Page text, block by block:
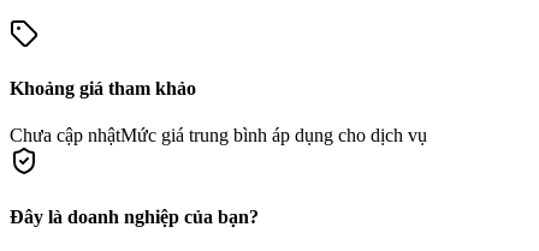
Khoảng giá tham khảo
Chưa cập nhậtMức giá trung bình áp dụng cho dịch vụ
Đây là doanh nghiệp của bạn?